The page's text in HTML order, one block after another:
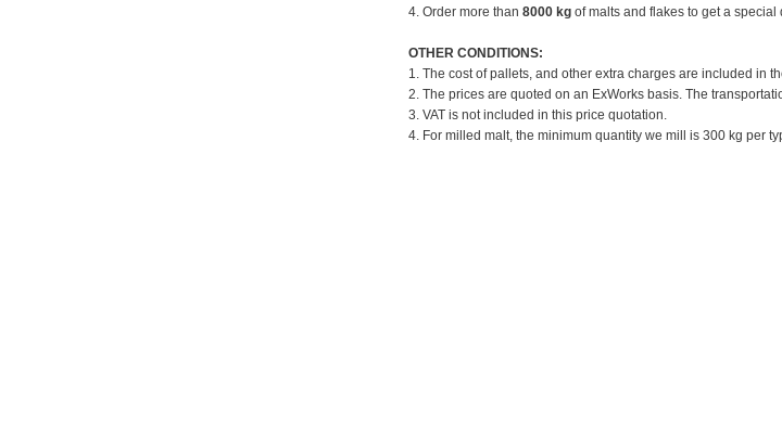
4. Order more than 8000 kg of malts and flakes to get a special
OTHER CONDITIONS:
1. The cost of pallets, and other extra charges are included in
2. The prices are quoted on an ExWorks basis. The
3. VAT is not included in this price quotation.
4. For milled malt, the minimum quantity we mill is 300 kg per